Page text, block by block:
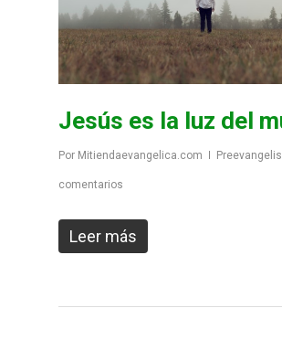
Jesús es la luz del
Por Mitiendaevangelica.com
comentarios
Leer más